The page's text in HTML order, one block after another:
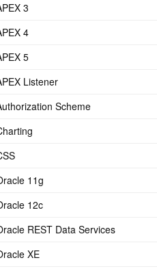
3
4
5
Listener
Scheme
11g
12c
REST Data Services
XE